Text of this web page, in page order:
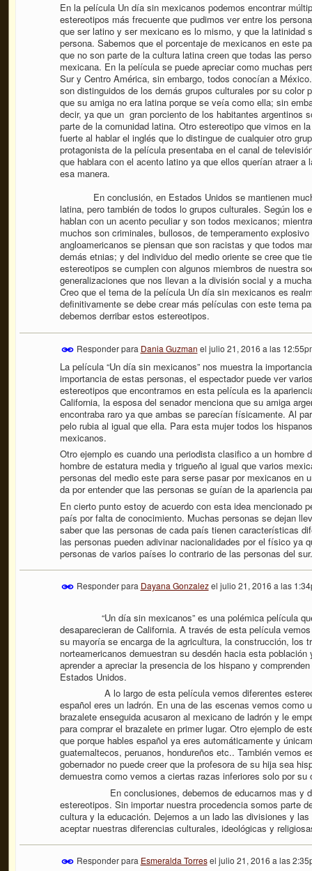
En la película Un día sin mexicanos podemos encontrar
estereotipos más frecuente que pudimos ver entre los
que ser latino y ser mexicano es lo mismo, y que la latinidad
persona. Sabemos que el porcentaje de mexicanos en este
que no son parte de la cultura latina creen que todas las
mexicana. En la película se puede apreciar como muchas
Sur y Centro América, sin embargo, todos conocían a
son distinguidos de los demás grupos culturales por su color
que su amiga no era latina porque se veía como ella; sin
decir, ya que un gran porciento de los habitantes argentinos
parte de la comunidad latina. Otro estereotipo que vimos en
fuerte al hablar el inglés que lo distingue de cualquier otro
protagonista de la película presentaba en el canal de
que hablara con el acento latino ya que ellos querían atraer a
esa manera.
En conclusión, en Estados Unidos se mantienen
latina, pero también de todos lo grupos culturales. Según los
hablan con un acento peculiar y son todos mexicanos;
muchos son criminales, bullosos, de temperamento
angloamericanos se piensan que son racistas y que todos
demás etnias; y del individuo del medio oriente se cree que
estereotipos se cumplen con algunos miembros de nuestra
generalizaciones que nos llevan a la división social y a
Creo que el tema de la película Un día sin mexicanos es
definitivamente se debe crear más películas con este tema
debemos derribar estos estereotipos.
Responder para Dania Guzman el julio 21, 2016 a las
La película “Un día sin mexicanos” nos muestra la
importancia de estas personas, el espectador puede ver
estereotipos que encontramos en esta película es la
California, la esposa del senador menciona que su amiga
encontraba raro ya que ambas se parecían físicamente. Al
pelo rubia al igual que ella. Para esta mujer todos los
mexicanos.
Otro ejemplo es cuando una periodista clasifico a un
hombre de estatura media y trigueño al igual que varios
personas del medio este para serse pasar por mexicanos en
da por entender que las personas se guían de la apariencia
En cierto punto estoy de acuerdo con esta idea mencionado
país por falta de conocimiento. Muchas personas se dejan
saber que las personas de cada país tienen características
las personas pueden adivinar nacionalidades por el físico ya
personas de varios países lo contrario de las personas del sur.
Responder para Dayana Gonzalezel julio 21, 2016 a las
“Un día sin mexicanos” es una polémica película que
desaparecieran de California. A través de esta película
su mayoría se encarga de la agricultura, la construcción, los
norteamericanos demuestran su desdén hacia esta
aprender a apreciar la presencia de los hispano y
Estados Unidos.
A lo largo de esta película vemos diferentes
español eres un ladrón. En una de las escenas vemos como
brazalete enseguida acusaron al mexicano de ladrón y le
para comprar el brazalete en primer lugar. Otro ejemplo de
que porque hables español ya eres automáticamente y
guatemaltecos, peruanos, hondureños etc.. También vemos
gobernador no puede creer que la profesora de su hija sea
demuestra como vemos a ciertas razas inferiores solo por su
En conclusiones, debemos de educarnos mas y
estereotipos. Sin importar nuestra procedencia somos parte
cultura y la educación. Dejemos a un lado las divisiones y
aceptar nuestras diferencias culturales, ideológicas y
Responder para Esmeralda Torresel julio 21, 2016 a las